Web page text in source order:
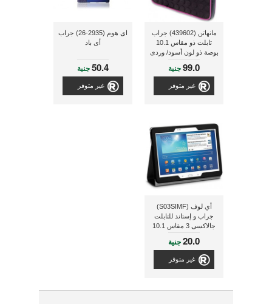
مانهاتن (439602) جراب
تابلت ذو مقاس 10.1
بوصة ذو لون أسود/ وردى
99.0جنية
غير متوفر
اى هوم (2935-26) جراب
أى باد
50.4جنية
غير متوفر
أي لوف (S03SIMF)
جراب و إستاند للتابلت
جالاكسى 3 مقاس 10.1
بوصة20.0جنية
غير متوفر